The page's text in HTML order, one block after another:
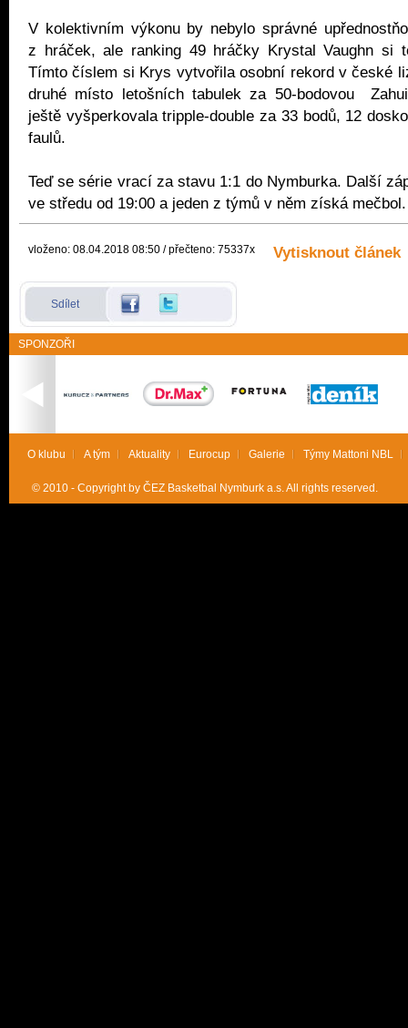
V kolektivním výkonu by nebylo správné
z hráček, ale ranking 49 hráčky Krystal Vaughn si
Tímto číslem si Krys vytvořila osobní rekord v české
druhé místo letošních tabulek za 50-bodovou
ještě vyšperkovala tripple-double za 33 bodů, 12
faulů.
Teď se série vrací za stavu 1:1 do Nymburka. Další
ve středu od 19:00 a jeden z týmů v něm získá
vloženo: 08.04.2018 08:50 / přečteno: 75337x Vytisknout článek
Sdílet
SPONZOŘI
O klubu A tým Aktuality Eurocup Galerie Týmy Mattoni NBL
© 2010 - Copyright by ČEZ Basketbal Nymburk a.s. All rights reserved.